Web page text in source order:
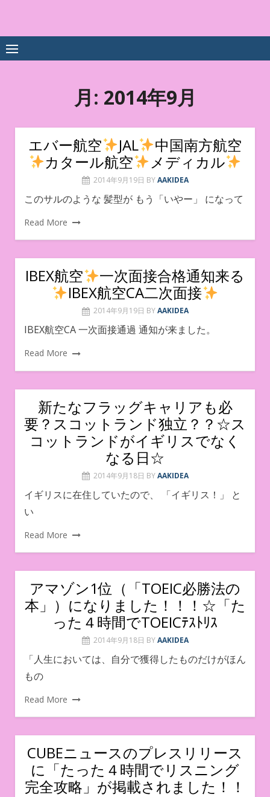
content
数UPｽｸｰﾙ
月: 2014年9月
エバー航空 JAL
中国南方航空
カタール航空
メディカル
2014年9月19日 BY AAKIDEA
このサルのような 髪型が もう「いやー」 になって
Read More
IBEX航空
一次面接合格通知来る
IBEX航空CA二次面接
2014年9月19日 BY AAKIDEA
IBEX航空CA 一次面接通過 通知が来ました。
Read More
新たなフラッグキャリアも必
要？スコットランド独立？？☆ス
コットランドがイギリスでなく
なる日☆
2014年9月18日 BY AAKIDEA
イギリスに在住していたので、 「イギリス！」 と
い
Read More
アマゾン1位（「TOEIC必勝法の
本」）になりました！！！☆「た
った４時間でTOEICﾃｽﾄﾘｽ
2014年9月18日 BY AAKIDEA
「人生においては、自分で獲得したものだけがほん
もの
Read More
CUBEニュースのプレスリリース
に「たった４時間でリスニング
完全攻略」が掲載されました！！